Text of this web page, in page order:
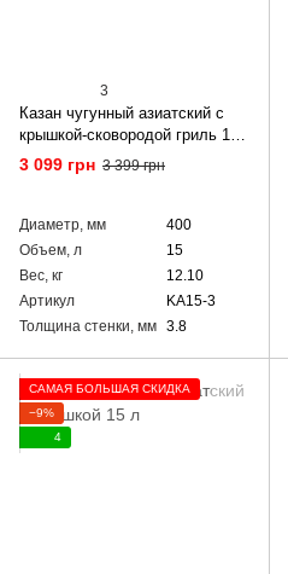
3
Казан чугунный азиатский с
крышкой-сковородой гриль 15
л
3 099 грн 3 399 грн
Диаметр, мм
400
Объем, л
15
Вес, кг
12.10
Артикул
KA15-3
Толщина стенки, мм 3.8
САМАЯ БОЛЬШАЯ СКИДКА
−9%
4